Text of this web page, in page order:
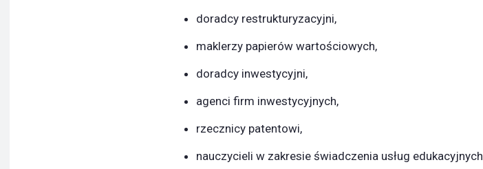
doradcy restrukturyzacyjni,
maklerzy papierów wartościowych,
doradcy inwestycyjni,
agenci firm inwestycyjnych,
rzecznicy patentowi,
nauczycieli w zakresie świadczenia usług edukacyjnych